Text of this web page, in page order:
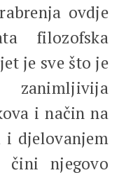
ovdje
filozofska
je sve što je
i način na
djelovanjem
čini njegovo